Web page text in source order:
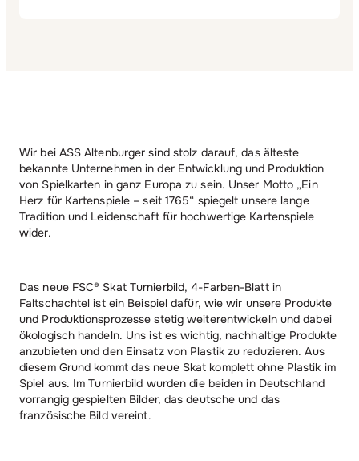
Wir bei ASS Altenburger sind stolz darauf, das älteste
bekannte Unternehmen in der Entwicklung und Produktion
von Spielkarten in ganz Europa zu sein. Unser Motto „Ein
Herz für Kartenspiele – seit 1765“ spiegelt unsere lange
Tradition und Leidenschaft für hochwertige Kartenspiele
wider.
Das neue FSC® Skat Turnierbild, 4-Farben-Blatt in
Faltschachtel ist ein Beispiel dafür, wie wir unsere Produkte
und Produktionsprozesse stetig weiterentwickeln und dabei
ökologisch handeln. Uns ist es wichtig, nachhaltige Produkte
anzubieten und den Einsatz von Plastik zu reduzieren. Aus
diesem Grund kommt das neue Skat komplett ohne Plastik im
Spiel aus. Im Turnierbild wurden die beiden in Deutschland
vorrangig gespielten Bilder, das deutsche und das
französische Bild vereint.